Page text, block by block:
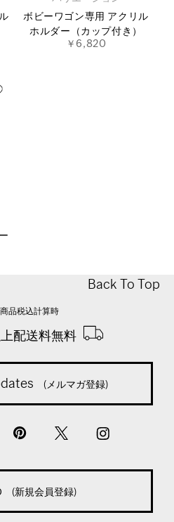
ボビーワゴン専用 アクリル
ホルダー（カップ付き）
￥6,820
Back To Top
品税込計算時
配送料無料
(メルマガ登録)
(新規会員登録)